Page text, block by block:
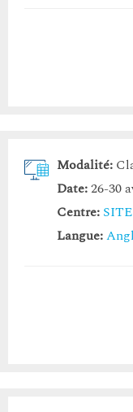
Modalité:
Date:26-30
Centre:
Langue: